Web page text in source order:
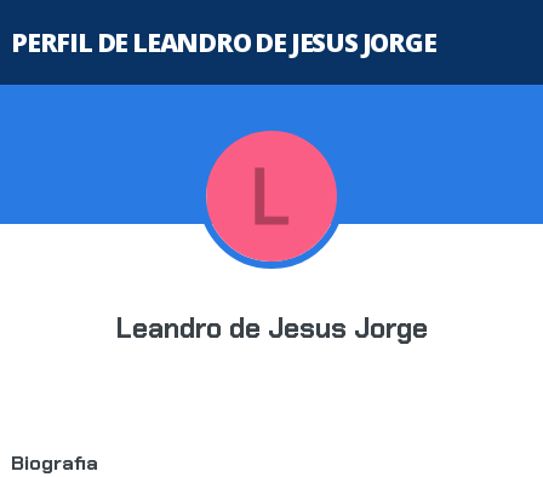
PERFIL DE LEANDRO DE JESUS JORGE
Leandro de Jesus Jorge
Biografia